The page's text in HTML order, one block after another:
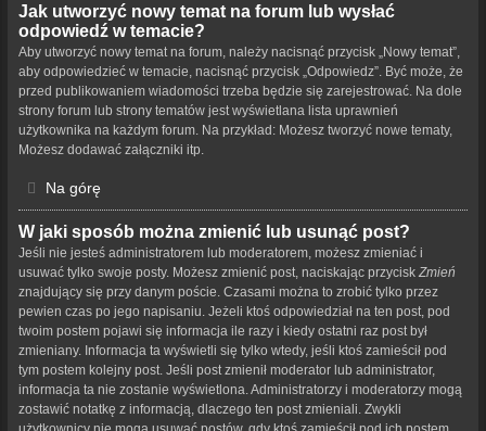
Jak utworzyć nowy temat na forum lub wysłać
odpowiedź w temacie?
Aby utworzyć nowy temat na forum, należy nacisnąć przycisk „Nowy temat”,
aby odpowiedzieć w temacie, nacisnąć przycisk „Odpowiedz”. Być może, że
przed publikowaniem wiadomości trzeba będzie się zarejestrować. Na dole
strony forum lub strony tematów jest wyświetlana lista uprawnień
użytkownika na każdym forum. Na przykład: Możesz tworzyć nowe tematy,
Możesz dodawać załączniki itp.
Na górę
W jaki sposób można zmienić lub usunąć post?
Jeśli nie jesteś administratorem lub moderatorem, możesz zmieniać i
usuwać tylko swoje posty. Możesz zmienić post, naciskając przycisk Zmień
znajdujący się przy danym poście. Czasami można to zrobić tylko przez
pewien czas po jego napisaniu. Jeżeli ktoś odpowiedział na ten post, pod
twoim postem pojawi się informacja ile razy i kiedy ostatni raz post był
zmieniany. Informacja ta wyświetli się tylko wtedy, jeśli ktoś zamieścił pod
tym postem kolejny post. Jeśli post zmienił moderator lub administrator,
informacja ta nie zostanie wyświetlona. Administratorzy i moderatorzy mogą
zostawić notatkę z informacją, dlaczego ten post zmieniali. Zwykli